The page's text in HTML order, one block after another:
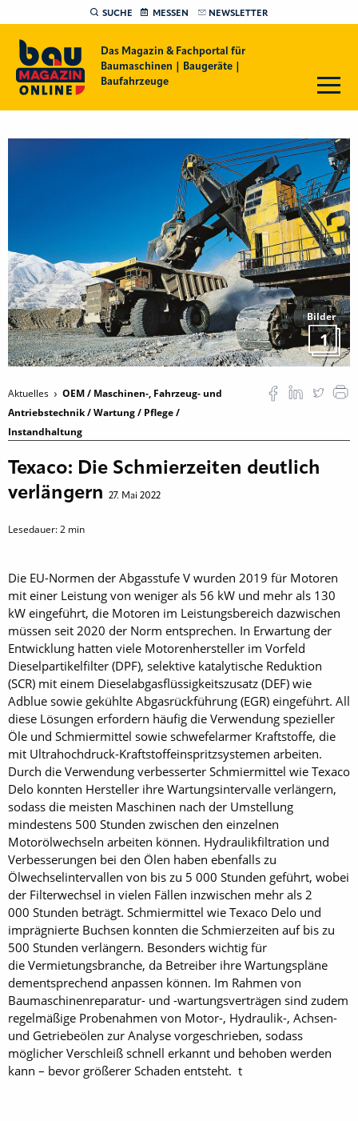
SUCHE MESSEN NEWSLETTER
Das Magazin & Fachportal für
Baumaschinen | Baugeräte |
Baufahrzeuge
Bilder
1
Aktuelles
OEM / Maschinen-, Fahrzeug- und
Antriebstechnik / Wartung / Pflege /
Instandhaltung
Texaco: Die Schmierzeiten deutlich
verlängern
27. Mai 2022
Lesedauer:2 min
Die EU-Normen der Abgasstufe V wurden 2019 für Motoren
mit einer Leistung von weniger als 56 kW und mehr als 130
kW eingeführt, die Motoren im Leistungsbereich dazwischen
müssen seit 2020 der Norm entsprechen. In Erwartung der
Entwicklung hatten viele Motorenhersteller im Vorfeld
Dieselpartikelfilter (DPF), selektive katalytische Reduktion
(SCR) mit einem Dieselabgasflüssigkeitszusatz (DEF) wie
Adblue sowie gekühlte Abgasrückführung (EGR) eingeführt. All
diese Lösungen erfordern häufig die Verwendung spezieller
Öle und Schmiermittel sowie schwefelarmer Kraftstoffe, die
mit Ultrahochdruck-Kraftstoffeinspritzsystemen arbeiten.
Durch die Verwendung verbesserter Schmiermittel wie Texaco
Delo konnten Hersteller ihre Wartungsintervalle verlängern,
sodass die meisten Maschinen nach der Umstellung
mindestens 500 Stunden zwischen den einzelnen
Motorölwechseln arbeiten können. Hydraulikfiltration und
Verbesserungen bei den Ölen haben ebenfalls zu
Ölwechselintervallen von bis zu 5 000 Stunden geführt, wobei
der Filterwechsel in vielen Fällen inzwischen mehr als 2
000 Stunden beträgt. Schmiermittel wie Texaco Delo und
imprägnierte Buchsen konnten die Schmierzeiten auf bis zu
500 Stunden verlängern. Besonders wichtig für
die Vermietungsbranche, da Betreiber ihre Wartungspläne
dementsprechend anpassen können. Im Rahmen von
Baumaschinenreparatur- und -wartungsverträgen sind zudem
regelmäßige Probenahmen von Motor-, Hydraulik-, Achsen-
und Getriebeölen zur Analyse vorgeschrieben, sodass
möglicher Verschleiß schnell erkannt und behoben werden
kann – bevor größerer Schaden entsteht. t